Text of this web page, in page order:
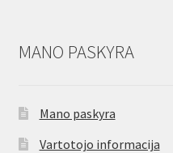
MANO PASKYRA
Mano paskyra
Vartotojo informacija